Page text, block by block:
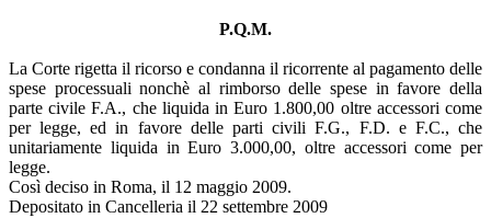
P.Q.M.
La Corte rigetta il ricorso e condanna il ricorrente al pagamento delle
spese processuali nonchè al rimborso delle spese in favore della
parte civile F.A., che liquida in Euro 1.800,00 oltre accessori come
per legge, ed in favore delle parti civili F.G., F.D. e F.C., che
unitariamente liquida in Euro 3.000,00, oltre accessori come per
legge.
Così deciso in Roma, il 12 maggio 2009.
Depositato in Cancelleria il 22 settembre 2009